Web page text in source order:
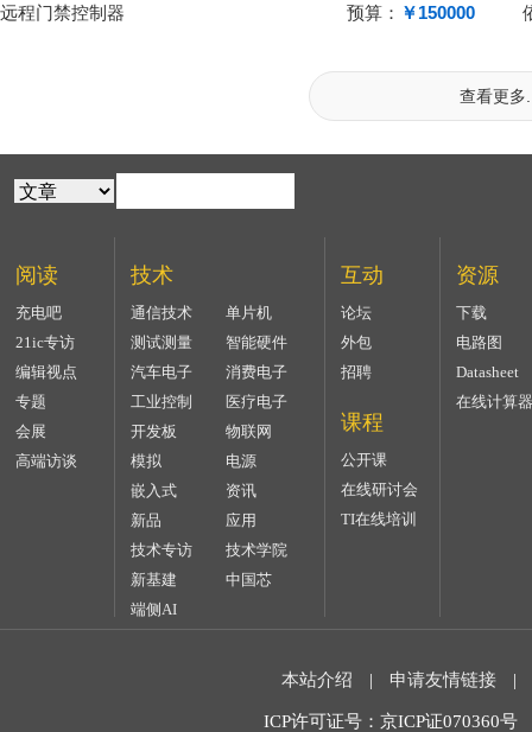
远程门禁控制器 预算： ￥150000
查看更多
阅读
充电吧
21ic专访
编辑视点
专题
会展
高端访谈
技术
通信技术
单片机
测试测量
智能硬件
汽车电子
消费电子
工业控制
医疗电子
开发板
物联网
模拟
电源
嵌入式
资讯
新品
应用
技术专访
技术学院
新基建
中国芯
端侧AI
互动
论坛
外包
招聘
课程
公开课
在线研讨会
TI在线培训
资源
下载
电路图
Datasheet
在线计算器
本站介绍 | 申请友情链接 |
ICP许可证号：京ICP证070360